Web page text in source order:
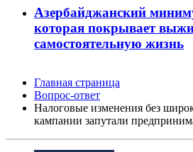
Азербайджанский
которая покрывает
самостоятельную жизнь
Главная страница
Вопрос-ответ
Налоговые изменения без
кампании запутали